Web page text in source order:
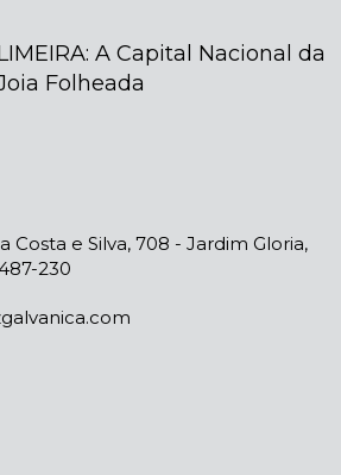
A Capital Nacional da
Folheada
Costa e Silva, 708 - Jardim Gloria,
230